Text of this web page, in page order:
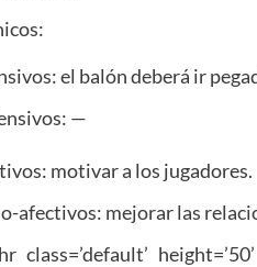
el balón deberá ir
—
motivar a los jugadores.
afectivos: mejorar las
class=’default’